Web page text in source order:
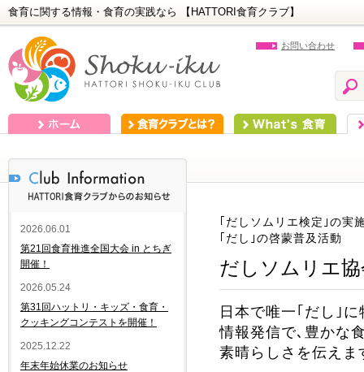
食育に関する情報・食育の実践なら 【HATTORI食育クラブ】
お問い合わせ
｢だしソムリエ検定｣の実
｢だし｣の啓蒙普及活動
だしソムリエ
日本で唯一｢だし｣
情報発信で､豊かな
素晴らしさを伝えま
2026.06.01
第21回食育推進全国大会 in とちぎ
開催！
2026.05.24
第31回ハットリ・キッズ・食育・
クッキングコンテストを開催！
2025.12.22
年末年始休業のお知らせ